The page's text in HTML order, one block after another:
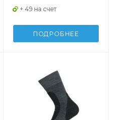
+ 49 на счет
ПОДРОБНЕЕ